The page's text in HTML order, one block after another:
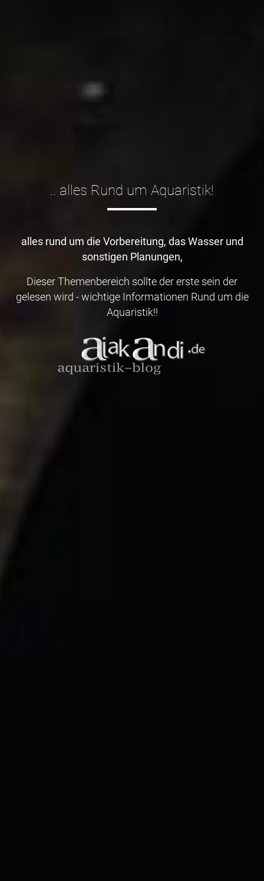
.. alles Rund um Aquaristik!
alles rund um die Vorbereitung, das Wasser und
sonstigen Planungen,
Dieser Themenbereich sollte der erste sein der
gelesen wird - wichtige Informationen Rund um die
Aquaristik!!